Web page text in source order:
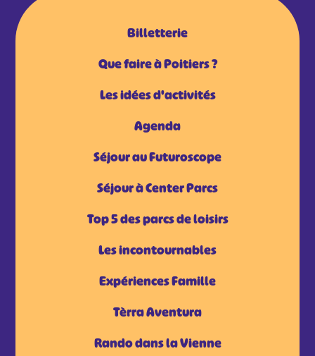
Billetterie
Que faire à Poitiers ?
Les idées d'activités
Agenda
Séjour au Futuroscope
Séjour à Center Parcs
Top 5 des parcs de loisirs
Les incontournables
Expériences Famille
Tèrra Aventura
Rando dans la Vienne